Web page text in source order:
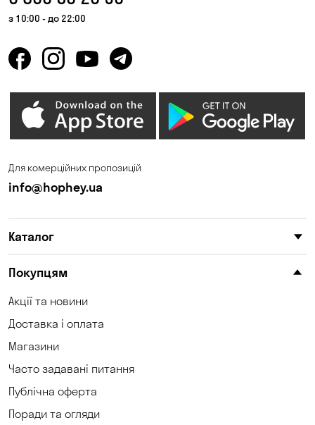
з 10:00 - до 22:00
Для комерційних пропозицій
info@hophey.ua
Каталог
Покупцям
Акції та новини
Доставка і оплата
Магазини
Часто задавані питання
Публічна оферта
Поради та огляди